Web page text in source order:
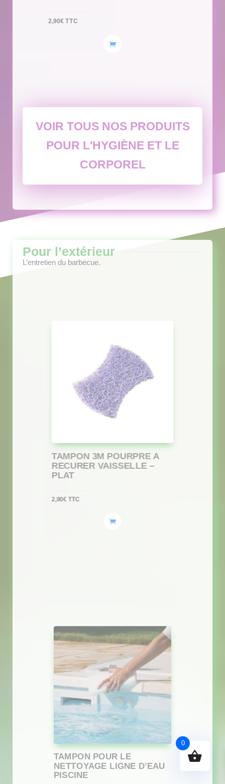
2,90€ TTC
VOIR TOUS NOS PRODUITS
POUR L'HYGIÈNE ET LE
CORPOREL
Pour l’extérieur
L’entretien du barbecue.
TAMPON 3M POURPRE A
RECURER VAISSELLE –
PLAT
2,90€ TTC
TAMPON POUR LE
NETTOYAGE LIGNE D’EAU
PISCINE
0